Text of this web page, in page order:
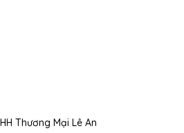
Thương Mại Lê An